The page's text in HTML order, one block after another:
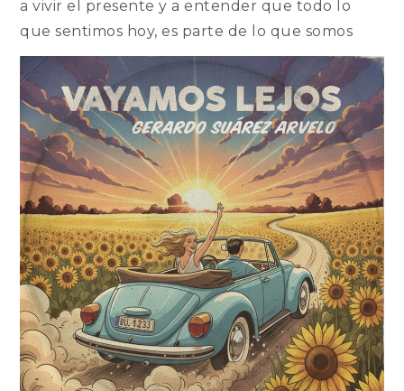
a vivir el presente y a entender que todo lo
que sentimos hoy, es parte de lo que somos